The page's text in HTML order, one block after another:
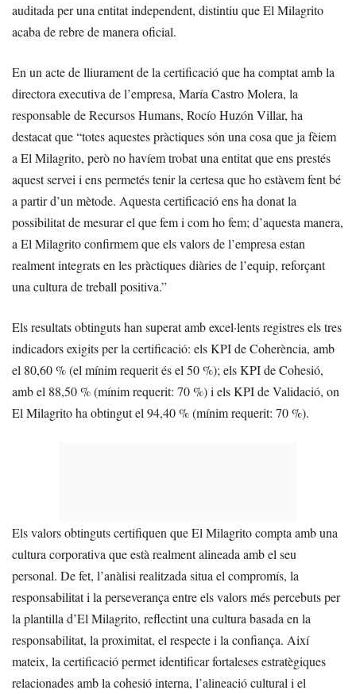
auditada per una entitat independent, distintiu que El Milagrito
acaba de rebre de manera oficial.
En un acte de lliurament de la certificació que ha comptat amb la
directora executiva de l’empresa, María Castro Molera, la
responsable de Recursos Humans, Rocío Huzón Villar, ha
destacat que “totes aquestes pràctiques són una cosa que ja fèiem
a El Milagrito, però no havíem trobat una entitat que ens prestés
aquest servei i ens permetés tenir la certesa que ho estàvem fent bé
a partir d’un mètode. Aquesta certificació ens ha donat la
possibilitat de mesurar el que fem i com ho fem; d’aquesta manera,
a El Milagrito confirmem que els valors de l’empresa estan
realment integrats en les pràctiques diàries de l’equip, reforçant
una cultura de treball positiva.”
Els resultats obtinguts han superat amb excel·lents registres els tres
indicadors exigits per la certificació: els KPI de Coherència, amb
el 80,60 % (el mínim requerit és el 50 %); els KPI de Cohesió,
amb el 88,50 % (mínim requerit: 70 %) i els KPI de Validació, on
El Milagrito ha obtingut el 94,40 % (mínim requerit: 70 %).
Els valors obtinguts certifiquen que El Milagrito compta amb una
cultura corporativa que està realment alineada amb el seu
personal. De fet, l’anàlisi realitzada situa el compromís, la
responsabilitat i la perseverança entre els valors més percebuts per
la plantilla d’El Milagrito, reflectint una cultura basada en la
responsabilitat, la proximitat, el respecte i la confiança. Així
mateix, la certificació permet identificar fortaleses estratègiques
relacionades amb la cohesió interna, l’alineació cultural i el